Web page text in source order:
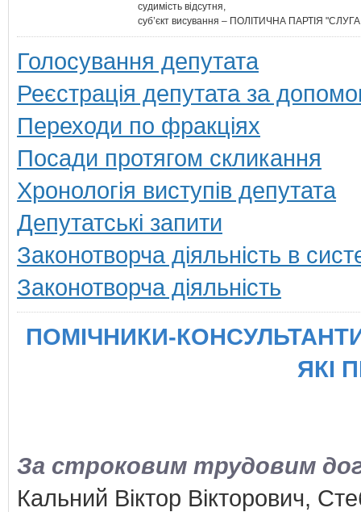
судимість відсутня,
суб’єкт висування – ПОЛІТИЧНА ПАРТІЯ
Голосування депутата
Реєстрація депутата за
Переходи по фракціях
Посади протягом скликання
Хронологія виступів депутата
Депутатські запити
Законотворча діяльність в
Законотворча діяльність
ПОМІЧНИКИ-
ЯКІ
За строковим трудовим
Кальний Віктор Вікторович,